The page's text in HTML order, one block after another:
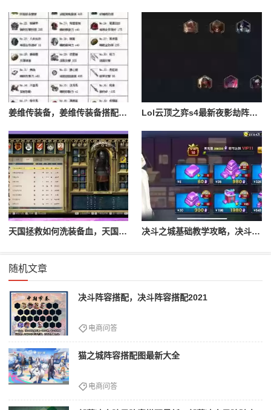
姜维传装备，姜维传装备搭配一览表最新 Lol云顶之弈s4最新夜影劫阵容搭配，云顶之奕夜影劫阵容
天国拯救如何洗装备血，天国拯救怎么洗衣服 决斗之城基础教学攻略，决斗之城教学攻略2111
随机文章
决斗阵容搭配，决斗阵容搭配2021
电商问答
猫之城阵容搭配图最新大全
电商问答